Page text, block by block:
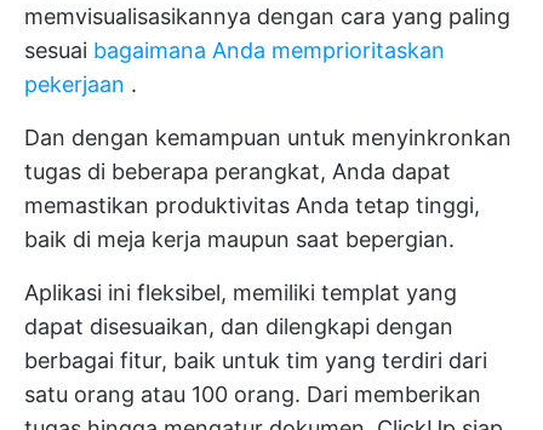
memvisualisasikannya dengan cara yang paling
sesuai bagaimana Anda memprioritaskan
pekerjaan .
Dan dengan kemampuan untuk menyinkronkan
tugas di beberapa perangkat, Anda dapat
memastikan produktivitas Anda tetap tinggi,
baik di meja kerja maupun saat bepergian.
Aplikasi ini fleksibel, memiliki templat yang
dapat disesuaikan, dan dilengkapi dengan
berbagai fitur, baik untuk tim yang terdiri dari
satu orang atau 100 orang. Dari memberikan